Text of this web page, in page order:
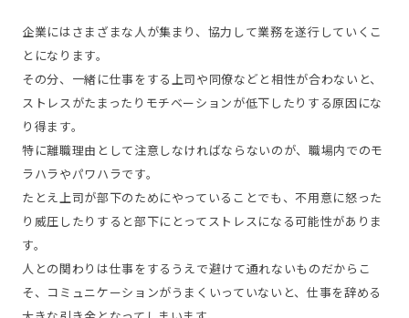
企業にはさまざまな人が集まり、協力して業務を遂行していくこ
とになります。
その分、一緒に仕事をする上司や同僚などと相性が合わないと、
ストレスがたまったりモチベーションが低下したりする原因にな
り得ます。
特に離職理由として注意しなければならないのが、職場内でのモ
ラハラやパワハラです。
たとえ上司が部下のためにやっていることでも、不用意に怒った
り威圧したりすると部下にとってストレスになる可能性がありま
す。
人との関わりは仕事をするうえで避けて通れないものだからこ
そ、コミュニケーションがうまくいっていないと、仕事を辞める